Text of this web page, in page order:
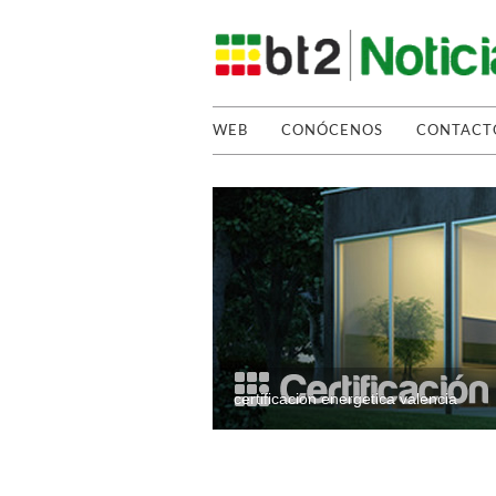
WEB CONÓCENOS
certificacion energetica valencia